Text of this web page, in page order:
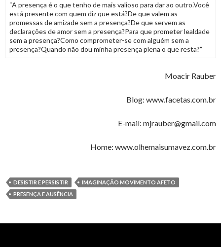
“A presença é o que tenho de mais valioso para dar ao outro.Você
está presente com quem diz que está?De que valem as
promessas de amizade sem a presença?De que servem as
declarações de amor sem a presença?Para que prometer lealdade
sem a presença?Como comprometer-se com alguém sem a
presença?Quando não dou minha presença plena o que resta?”
Moacir Rauber
Blog: www.facetas.com.br
E-mail: mjrauber@gmail.com
Home: www.olhemaisumavez.com.br
DESISTIR E PERSISTIR
IMAGINAÇÃO MOVIMENTO AFETO
PRESENÇA E AUSÊNCIA